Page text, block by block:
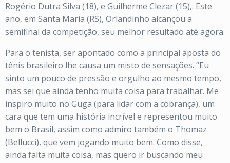
Rogério Dutra Silva (18), e Guilherme Clezar (15),. Este
ano, em Santa Maria (RS), Orlandinho alcançou a
semifinal da competição, seu melhor resultado até agora.
Para o tenista, ser apontado como a principal aposta do
tênis brasileiro lhe causa um misto de sensações. “Eu
sinto um pouco de pressão e orgulho ao mesmo tempo,
mas sei que ainda tenho muita coisa para trabalhar. Me
inspiro muito no Guga (para lidar com a cobrança), um
cara que tem uma história incrível e representou muito
bem o Brasil, assim como admiro também o Thomaz
(Bellucci), que vem jogando muito bem. Como disse,
ainda falta muita coisa, mas quero ir buscando meu